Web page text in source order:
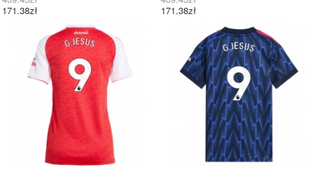
171.38zł
171.38zł